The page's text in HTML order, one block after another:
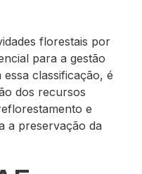
florestais por
para a gestão
classificação, é
dos recursos
e
a preservação da